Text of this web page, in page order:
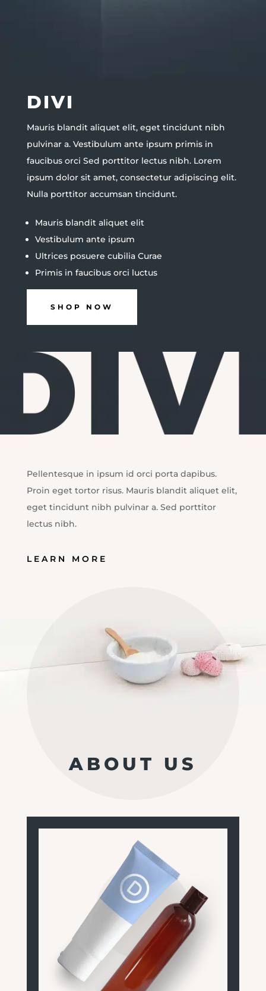
DIVI
Mauris blandit aliquet elit, eget tincidunt nibh
pulvinar a. Vestibulum ante ipsum primis in
faucibus orci Sed porttitor lectus nibh. Lorem
ipsum dolor sit amet, consectetur adipiscing elit.
Nulla porttitor accumsan tincidunt.
Mauris blandit aliquet elit
Vestibulum ante ipsum
Ultrices posuere cubilia Curae
Primis in faucibus orci luctus
SHOP NOW
Pellentesque in ipsum id orci porta dapibus.
Proin eget tortor risus. Mauris blandit aliquet elit,
eget tincidunt nibh pulvinar a. Sed porttitor
lectus nibh.
LEARN MORE
ABOUT US